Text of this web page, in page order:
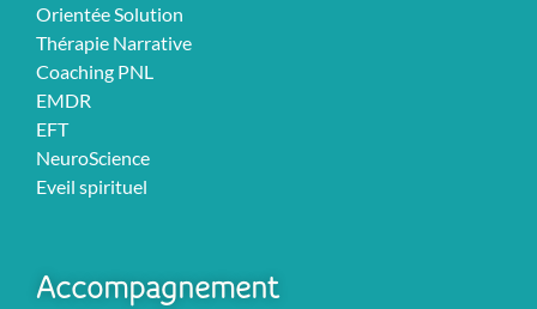
Orientée Solution
Thérapie Narrative
Coaching PNL
EMDR
EFT
NeuroScience
Eveil spirituel
Accompagnement